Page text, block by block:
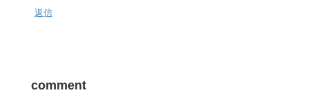
返信
comment